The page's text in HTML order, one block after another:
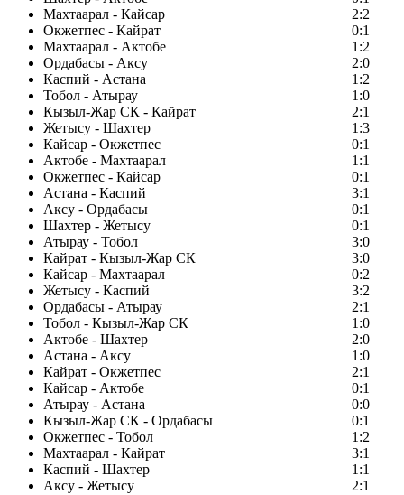
Махтаарал - Кайсар
2:2
Окжетпес - Кайрат
0:1
Махтаарал - Актобе
1:2
Ордабасы - Аксу
2:0
Каспий - Астана
1:2
Тобол - Атырау
1:0
Кызыл-Жар СК - Кайрат
2:1
Жетысу - Шахтер
1:3
Кайсар - Окжетпес
0:1
Актобе - Махтаарал
1:1
Окжетпес - Кайсар
0:1
Астана - Каспий
3:1
Аксу - Ордабасы
0:1
Шахтер - Жетысу
0:1
Атырау - Тобол
3:0
Кайрат - Кызыл-Жар СК
3:0
Кайсар - Махтаарал
0:2
Жетысу - Каспий
3:2
Ордабасы - Атырау
2:1
Тобол - Кызыл-Жар СК
1:0
Актобе - Шахтер
2:0
Астана - Аксу
1:0
Кайрат - Окжетпес
2:1
Кайсар - Актобе
0:1
Атырау - Астана
0:0
Кызыл-Жар СК - Ордабасы
0:1
Окжетпес - Тобол
1:2
Махтаарал - Кайрат
3:1
Каспий - Шахтер
1:1
Аксу - Жетысу
2:1